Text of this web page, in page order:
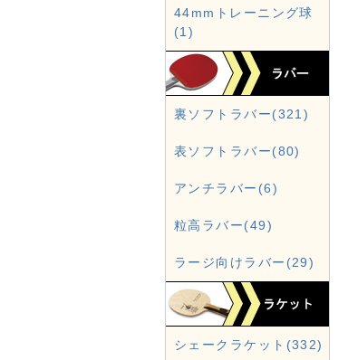
44mmトレーニング球
(1)
裏ソフトラバー(321)
表ソフトラバー(80)
アンチラバー(6)
粒高ラバー(49)
ラージ向けラバー(29)
シェークラケット(332)